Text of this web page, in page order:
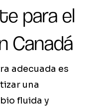
para el
Canadá
adecuada es
una
fluida y